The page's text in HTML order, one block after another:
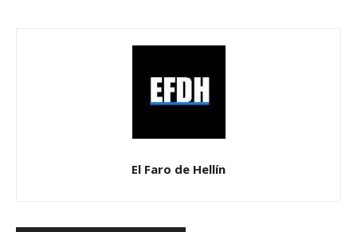
El Faro de Hellín